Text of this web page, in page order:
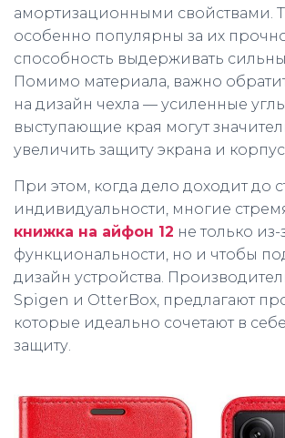
амортизационными свойствами.
особенно популярны за их
способность выдерживать
Помимо материала, важно
на дизайн чехла — усиленные
выступающие края могут
увеличить защиту экрана и
При этом, когда дело доходит до
индивидуальности, многие
книжка на айфон 12 не только из-
функциональности, но и чтобы
дизайн устройства.
Spigen и OtterBox, предлагают
которые идеально сочетают в
защиту.